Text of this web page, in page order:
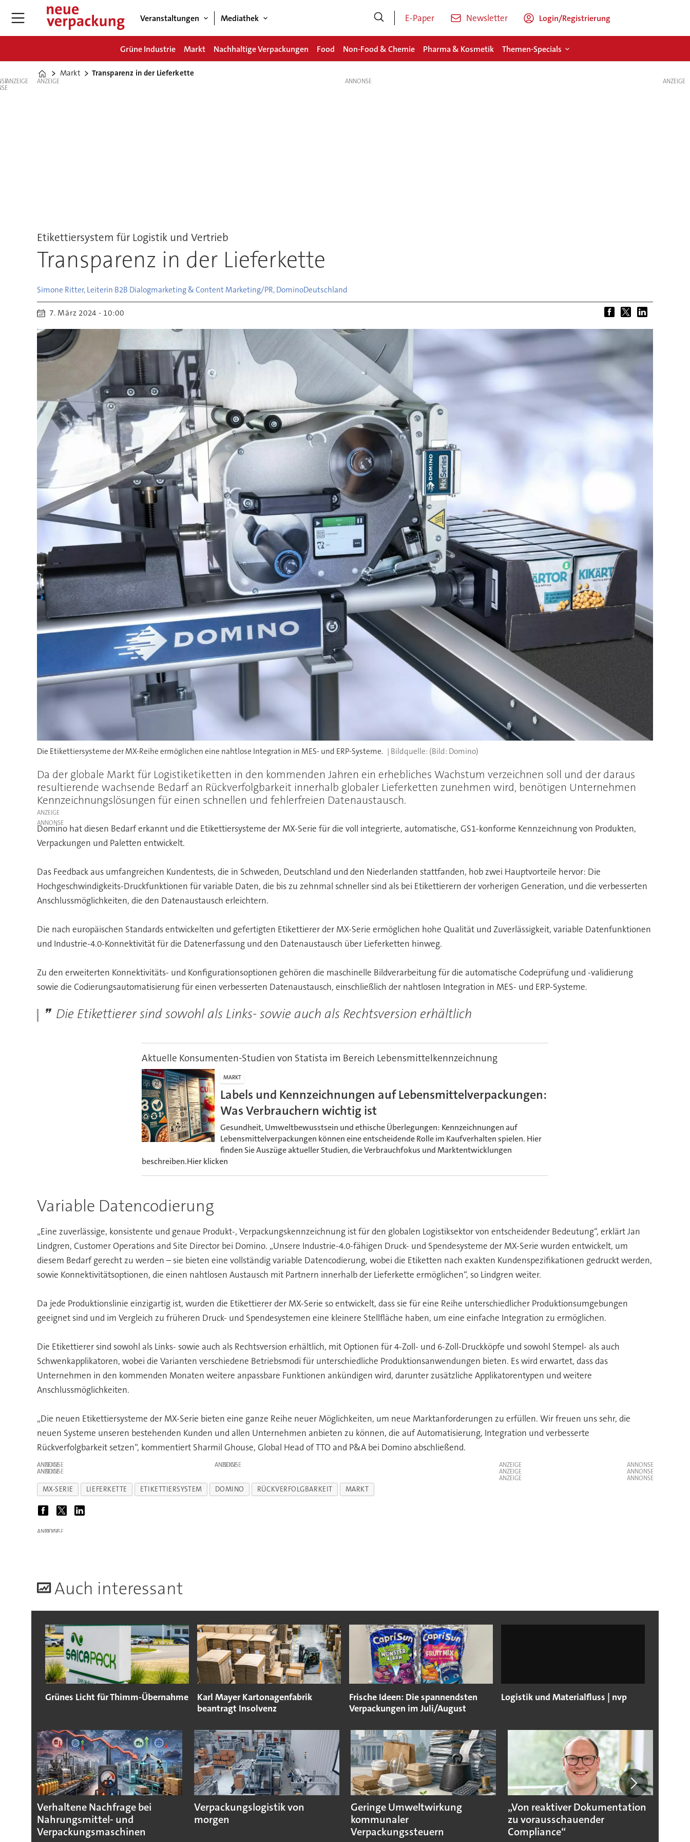
Veranstaltungen Mediathek E-Paper Newsletter Login/Registrierung
Grüne Industrie Markt Nachhaltige Verpackungen Food Non-Food & Chemie Pharma & Kosmetik Themen-Specials
Home
Markt Transparenz in der Lieferkette
ANZEIGE ANZEIGE
Etikettiersystem für Logistik und Vertrieb
Transparenz in der Lieferkette
Simone Ritter, Leiterin B2B Dialogmarketing & Content Marketing/PR, DominoDeutschland
7. März 2024 - 10:00
Die Etikettiersysteme der MX-Reihe ermöglichen eine nahtlose Integration in MES- und ERP-Systeme. (Bild: Domino)
Da der globale Markt für Logistiketiketten in den kommenden Jahren ein erhebliches Wachstum verzeichnen soll und der daraus
resultierende wachsende Bedarf an Rückverfolgbarkeit innerhalb globaler Lieferketten zunehmen wird, benötigen Unternehmen
Kennzeichnungslösungen für einen schnellen und fehlerfreien Datenaustausch.
ANZEIGE
Domino hat diesen Bedarf erkannt und die Etikettiersysteme der MX-Serie für die voll integrierte, automatische, GS1-konforme Kennzeichnung von Produkten,
Verpackungen und Paletten entwickelt.
Das Feedback aus umfangreichen Kundentests, die in Schweden, Deutschland und den Niederlanden stattfanden, hob zwei Hauptvorteile hervor: Die
Hochgeschwindigkeits-Druckfunktionen für variable Daten, die bis zu zehnmal schneller sind als bei Etikettierern der vorherigen Generation, und die verbesserten
Anschlussmöglichkeiten, die den Datenaustausch erleichtern.
Die nach europäischen Standards entwickelten und gefertigten Etikettierer der MX-Serie ermöglichen hohe Qualität und Zuverlässigkeit, variable Datenfunktionen
und Industrie-4.0-Konnektivität für die Datenerfassung und den Datenaustausch über Lieferketten hinweg.
Zu den erweiterten Konnektivitäts- und Konfigurationsoptionen gehören die maschinelle Bildverarbeitung für die automatische Codeprüfung und -validierung
sowie die Codierungsautomatisierung für einen verbesserten Datenaustausch, einschließlich der nahtlosen Integration in MES- und ERP-Systeme.
Die Etikettierer sind sowohl als Links- sowie auch als Rechtsversion erhältlich
Aktuelle Konsumenten-Studien von Statista im Bereich Lebensmittelkennzeichnung
MARKT
Labels und Kennzeichnungen auf Lebensmittelverpackungen:
Was Verbrauchern wichtig ist
Gesundheit, Umweltbewusstsein und ethische Überlegungen: Kennzeichnungen auf
Lebensmittelverpackungen können eine entscheidende Rolle im Kaufverhalten spielen. Hier
finden Sie Auszüge aktueller Studien, die Verbrauchfokus und Marktentwicklungen
beschreiben.Hier klicken
Variable Datencodierung
„Eine zuverlässige, konsistente und genaue Produkt-, Verpackungskennzeichnung ist für den globalen Logistiksektor von entscheidender Bedeutung“, erklärt Jan
Lindgren, Customer Operations and Site Director bei Domino. „Unsere Industrie-4.0-fähigen Druck- und Spendesysteme der MX-Serie wurden entwickelt, um
diesem Bedarf gerecht zu werden – sie bieten eine vollständig variable Datencodierung, wobei die Etiketten nach exakten Kundenspezifikationen gedruckt werden,
sowie Konnektivitätsoptionen, die einen nahtlosen Austausch mit Partnern innerhalb der Lieferkette ermöglichen“, so Lindgren weiter.
Da jede Produktionslinie einzigartig ist, wurden die Etikettierer der MX-Serie so entwickelt, dass sie für eine Reihe unterschiedlicher Produktionsumgebungen
geeignet sind und im Vergleich zu früheren Druck- und Spendesystemen eine kleinere Stellfläche haben, um eine einfache Integration zu ermöglichen.
Die Etikettierer sind sowohl als Links- sowie auch als Rechtsversion erhältlich, mit Optionen für 4-Zoll- und 6-Zoll-Druckköpfe und sowohl Stempel- als auch
Schwenkapplikatoren, wobei die Varianten verschiedene Betriebsmodi für unterschiedliche Produktionsanwendungen bieten. Es wird erwartet, dass das
Unternehmen in den kommenden Monaten weitere anpassbare Funktionen ankündigen wird, darunter zusätzliche Applikatorentypen und weitere
Anschlussmöglichkeiten.
„Die neuen Etikettiersysteme der MX-Serie bieten eine ganze Reihe neuer Möglichkeiten, um neue Marktanforderungen zu erfüllen. Wir freuen uns sehr, die
neuen Systeme unseren bestehenden Kunden und allen Unternehmen anbieten zu können, die auf Automatisierung, Integration und verbesserte
Rückverfolgbarkeit setzen“, kommentiert Sharmil Ghouse, Global Head of TTO and P&A bei Domino abschließend.
ANZEIGE ANZEIGE
ANZEIGE
ANZEIGE
ANZEIGE
ANZEIGE
MX-SERIE LIEFERKETTE ETIKETTIERSYSTEM DOMINO RÜCKVERFOLGBARKEIT MARKT
ANZEIGE
Auch interessant
Grünes Licht für Thimm-Übernahme
Karl Mayer Kartonagenfabrik
beantragt Insolvenz
Frische Ideen: Die spannendsten
Verpackungen im Juli/August
Logistik und Materialfluss | nvp
Verhaltene Nachfrage bei
Nahrungsmittel- und
Verpackungsmaschinen
Verpackungslogistik von
morgen
Geringe Umweltwirkung
kommunaler
Verpackungssteuern
„Von reaktiver Dokumentation
zu vorausschauender
Compliance“
ANZEIGE